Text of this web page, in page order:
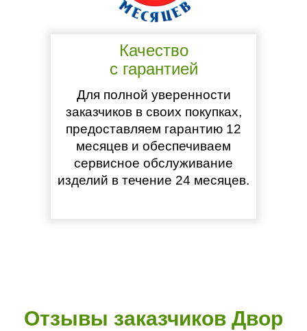
Для полной уверенности
заказчиков в своих покупках,
предоставляем гарантию 12
месяцев и обеспечиваем
сервисное обслуживание
изделий в течение 24 месяцев.
Качество
с гарантией
Отзывы заказчиков Двор